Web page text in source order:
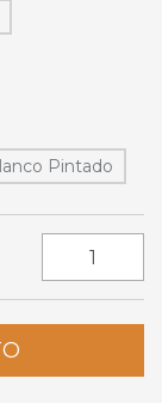
Pintado